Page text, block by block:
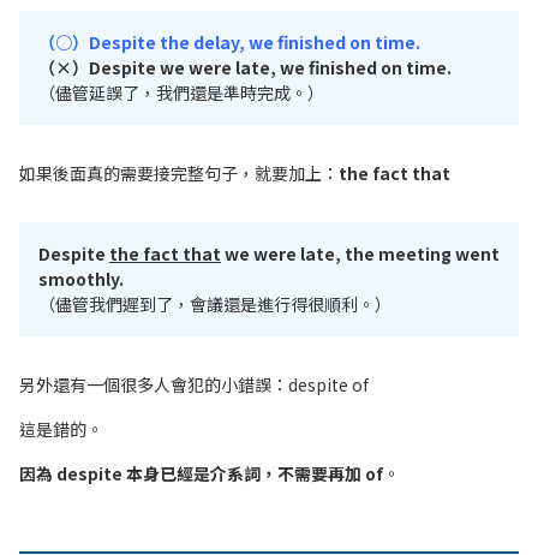
（○）Despite the delay, we finished on time.
（×）Despite we were late, we finished on time.
（儘管延誤了，我們還是準時完成。）
如果後面真的需要接完整句子，就要加上： the fact that
Despite the fact that we were late, the meeting went
smoothly.
（儘管我們遲到了，會議還是進行得很順利。）
另外還有一個很多人會犯的小錯誤：despite of
這是錯的。
因為 despite 本身已經是介系詞，不需要再加 of 。